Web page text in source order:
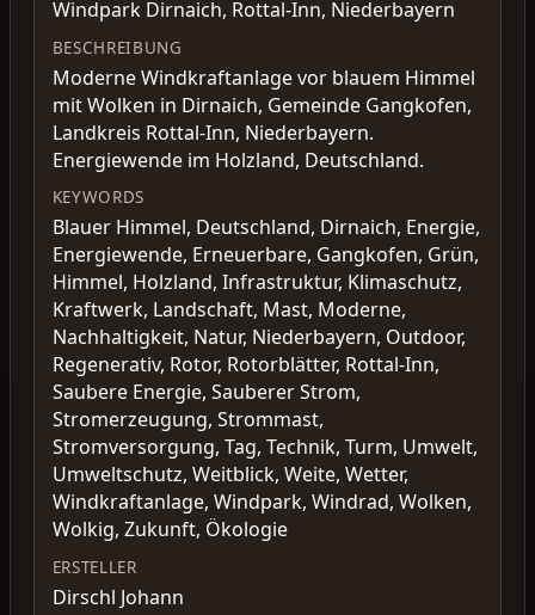
Windpark Dirnaich, Rottal-Inn, Niederbayern
BESCHREIBUNG
Moderne Windkraftanlage vor blauem Himmel
mit Wolken in Dirnaich, Gemeinde Gangkofen,
Landkreis Rottal-Inn, Niederbayern.
Energiewende im Holzland, Deutschland.
KEYWORDS
Blauer Himmel, Deutschland, Dirnaich, Energie,
Energiewende, Erneuerbare, Gangkofen, Grün,
Himmel, Holzland, Infrastruktur, Klimaschutz,
Kraftwerk, Landschaft, Mast, Moderne,
Nachhaltigkeit, Natur, Niederbayern, Outdoor,
Regenerativ, Rotor, Rotorblätter, Rottal-Inn,
Saubere Energie, Sauberer Strom,
Stromerzeugung, Strommast,
Stromversorgung, Tag, Technik, Turm, Umwelt,
Umweltschutz, Weitblick, Weite, Wetter,
Windkraftanlage, Windpark, Windrad, Wolken,
Wolkig, Zukunft, Ökologie
ERSTELLER
Dirschl Johann